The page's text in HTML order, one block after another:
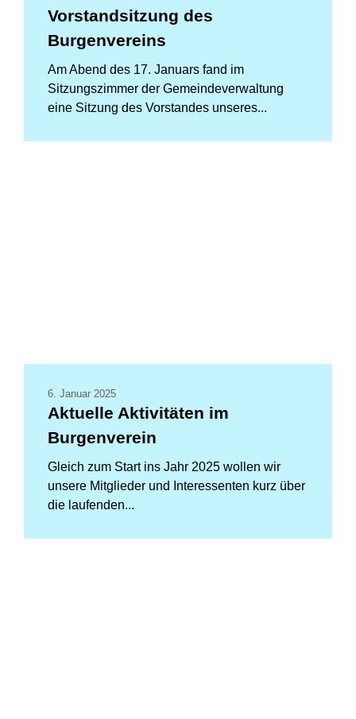
Vorstandsitzung des
Burgenvereins
Am Abend des 17. Januars fand im
Sitzungszimmer der Gemeindeverwaltung
eine Sitzung des Vorstandes unseres...
6. Januar 2025
Aktuelle Aktivitäten im
Burgenverein
Gleich zum Start ins Jahr 2025 wollen wir
unsere Mitglieder und Interessenten kurz über
die laufenden...